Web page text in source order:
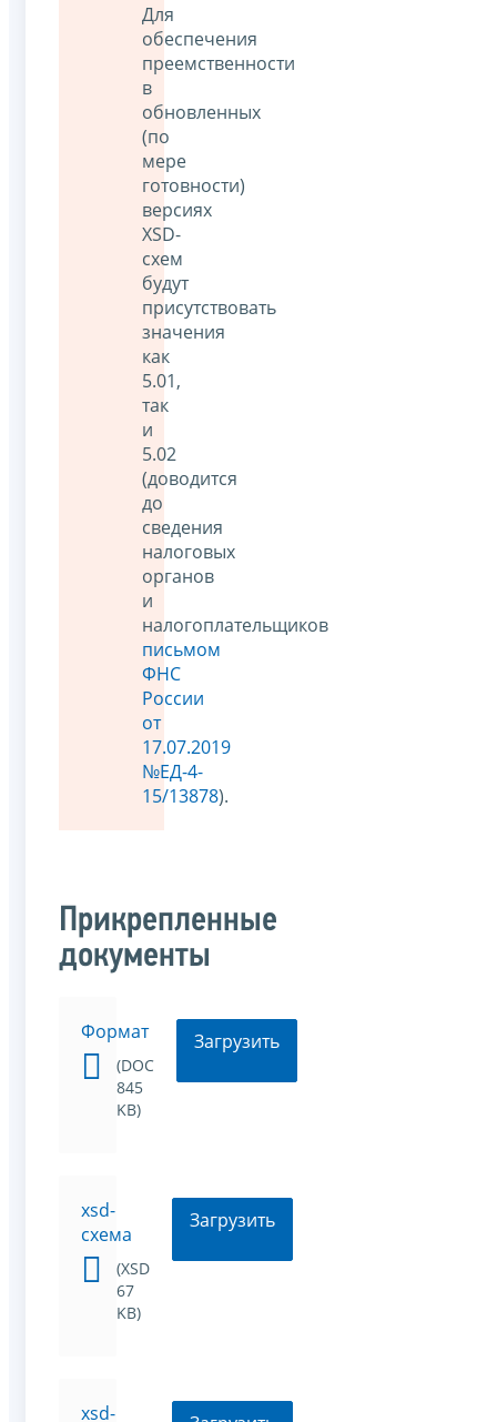
Для
обеспечения
преемственности
в
обновленных
(по
мере
готовности)
версиях
XSD-
cхем
будут
присутствовать
значения
как
5.01,
так
и
5.02
(доводится
до
сведения
налоговых
органов
и
налогоплательщиков
письмом
ФНС
России
от
17.07.2019
№ЕД-4-
15/13878).
Прикрепленные
документы
Формат
(DOC
845
KB)
Загрузить
xsd-
схема
(XSD
67
KB)
Загрузить
xsd-